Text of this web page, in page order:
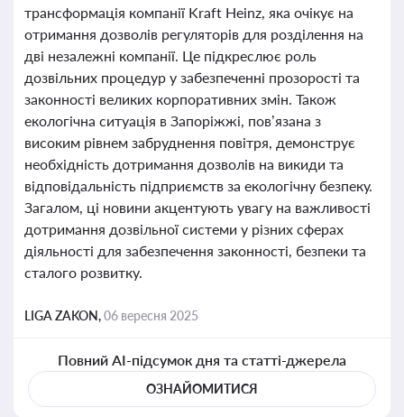
трансформація компанії Kraft Heinz, яка очікує на
отримання дозволів регуляторів для розділення на
дві незалежні компанії. Це підкреслює роль
дозвільних процедур у забезпеченні прозорості та
законності великих корпоративних змін. Також
екологічна ситуація в Запоріжжі, пов’язана з
високим рівнем забруднення повітря, демонструє
необхідність дотримання дозволів на викиди та
відповідальність підприємств за екологічну безпеку.
Загалом, ці новини акцентують увагу на важливості
дотримання дозвільної системи у різних сферах
діяльності для забезпечення законності, безпеки та
сталого розвитку.
LIGA ZAKON,06 вересня 2025
Повний AI-підсумок дня та статті-джерела
ОЗНАЙОМИТИСЯ